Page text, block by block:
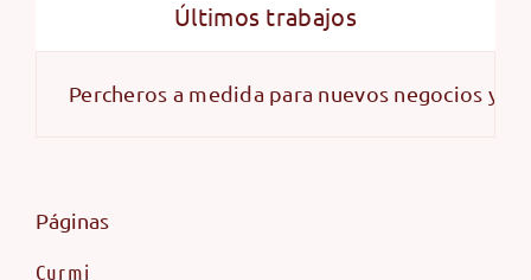
Últimos trabajos
Percheros a medida para nuevos negocios y
Páginas
Curmi